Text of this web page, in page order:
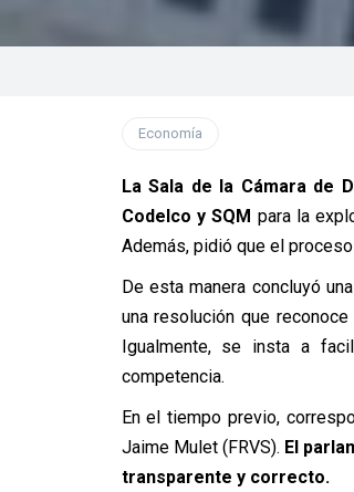
Economía
La Sala de la Cámara de
Codelco y SQM para la
Además, pidió que el
De esta manera concluyó
una resolución que
Igualmente, se insta a
competencia.
En el tiempo previo,
Jaime Mulet (FRVS). El
transparente y correcto.